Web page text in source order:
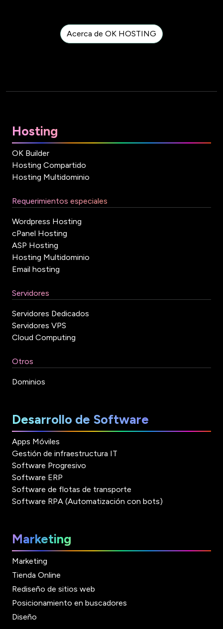
Acerca de OK HOSTING
Hosting
OK Builder
Hosting Compartido
Hosting Multidominio
Requerimientos especiales
Wordpress Hosting
cPanel Hosting
ASP Hosting
Hosting Multidominio
Email hosting
Servidores
Servidores Dedicados
Servidores VPS
Cloud Computing
Otros
Dominios
Desarrollo de Software
Apps Móviles
Gestión de infraestructura IT
Software Progresivo
Software ERP
Software de flotas de transporte
Software RPA (Automatización con bots)
Marketing
Marketing
Tienda Online
Rediseño de sitios web
Posicionamiento en buscadores
Diseño